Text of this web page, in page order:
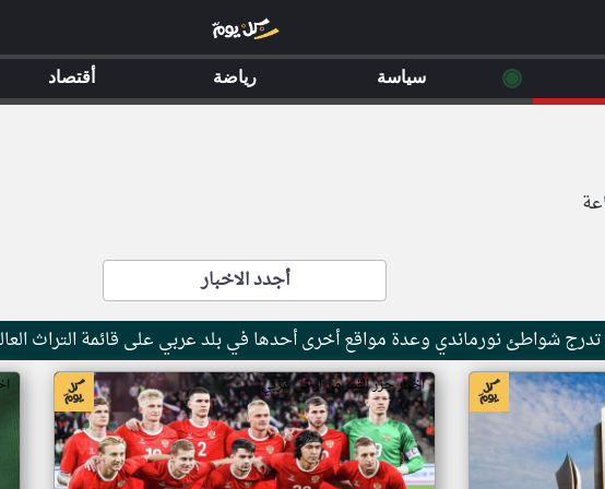
أجدد الاخبار
تدرج شواطئ نورماندي وعدة مواقع أخرى أحدها في بلد عربي على قائمة التراث
اخبار جزر القمر من ار تي عربي
◉ سياسة رياضة أقتصاد